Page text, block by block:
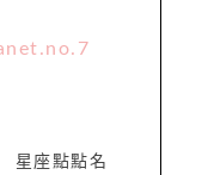
星座點點名